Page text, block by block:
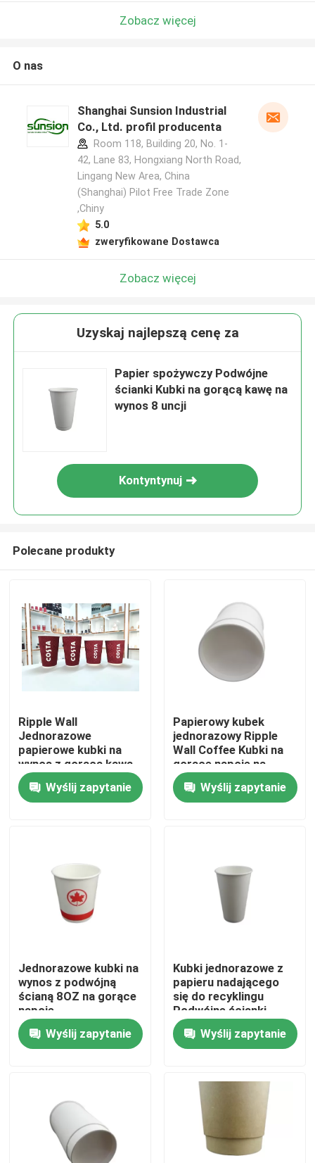
Dom
Produkty
O nas
Kontrola jakości
Skontaktuj się z nami
Sprawy
Plastikowy kubek jednorazowy
Zobacz więcej
O nas
Shanghai Sunsion Industrial
Co., Ltd. profil producenta
Room 118, Building 20, No. 1-
42, Lane 83, Hongxiang North Road,
Lingang New Area, China
(Shanghai) Pilot Free Trade Zone
,Chiny
5.0
zweryfikowane Dostawca
Zobacz więcej
Uzyskaj najlepszą cenę za
Papier spożywczy Podwójne
ścianki Kubki na gorącą kawę na
wynos 8 uncji
Kontyntynuj
Polecane produkty
Ripple Wall
Jednorazowe
papierowe kubki na
wynos z gorącą kawą
Wyślij zapytanie
Papierowy kubek
jednorazowy Ripple
Wall Coffee Kubki na
gorące napoje na
wynos
Wyślij zapytanie
Jednorazowe kubki na
wynos z podwójną
ścianą 8OZ na gorące
napoje
Wyślij zapytanie
Kubki jednorazowe z
papieru nadającego
się do recyklingu
Podwójne ścianki
Kubki do napojów na
wynos z gorącą kawą
Wyślij zapytanie